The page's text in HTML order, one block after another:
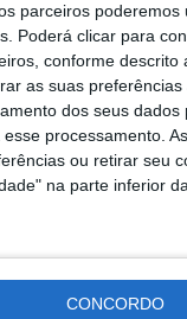
parceiros poderemos
Poderá clicar para
conforme descrito
as suas
dos seus dados
processamento.
ou retirar seu
na parte inferior
CONCORDO
ao
de que
contravalor.